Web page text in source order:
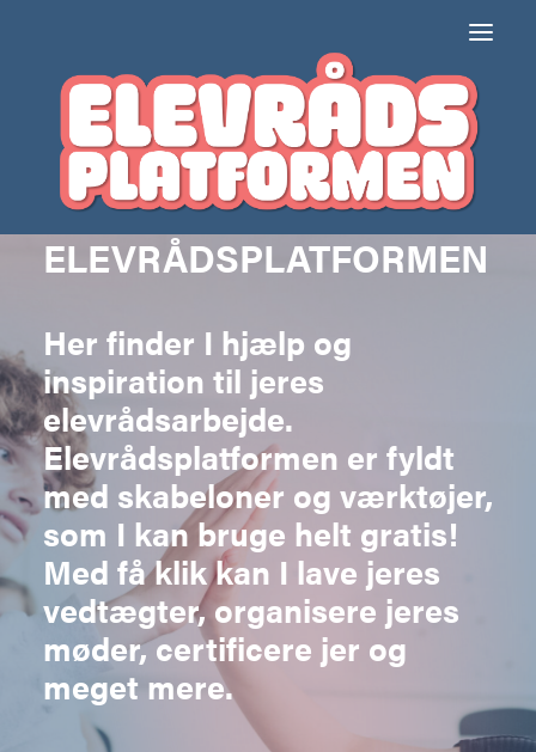
ELEVRÅDSPLATFORMEN
Her finder I hjælp og
inspiration til jeres
elevrådsarbejde.
Elevrådsplatformen er fyldt
med skabeloner og værktøjer,
som I kan bruge helt gratis!
Med få klik kan I lave jeres
vedtægter, organisere jeres
møder, certificere jer og
meget mere.